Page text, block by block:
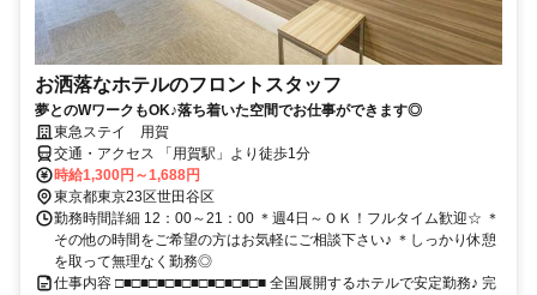
お洒落なホテルのフロントスタッフ
夢とのWワークもOK♪落ち着いた空間でお仕事ができます◎
東急ステイ 用賀
交通・アクセス 「用賀駅」より徒歩1分
時給1,300円～1,688円
東京都東京23区世田谷区
勤務時間詳細 12：00～21：00 ＊週4日～ＯＫ！フルタイム歓迎☆ ＊
その他の時間をご希望の方はお気軽にご相談下さい♪ ＊しっかり休憩
を取って無理なく勤務◎
仕事内容 □■□■□■□■□■□■□■□■□■ 全国展開するホテルで安定勤務♪ 完